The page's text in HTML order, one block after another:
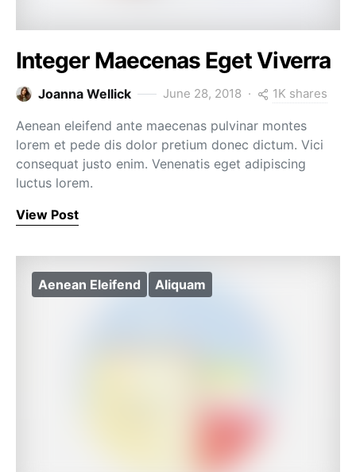
Integer Maecenas Eget Viverra
Joanna Wellick June 28, 2018 1K shares
Aenean eleifend ante maecenas pulvinar montes
lorem et pede dis dolor pretium donec dictum. Vici
consequat justo enim. Venenatis eget adipiscing
luctus lorem.
View Post
Aenean Eleifend Aliquam